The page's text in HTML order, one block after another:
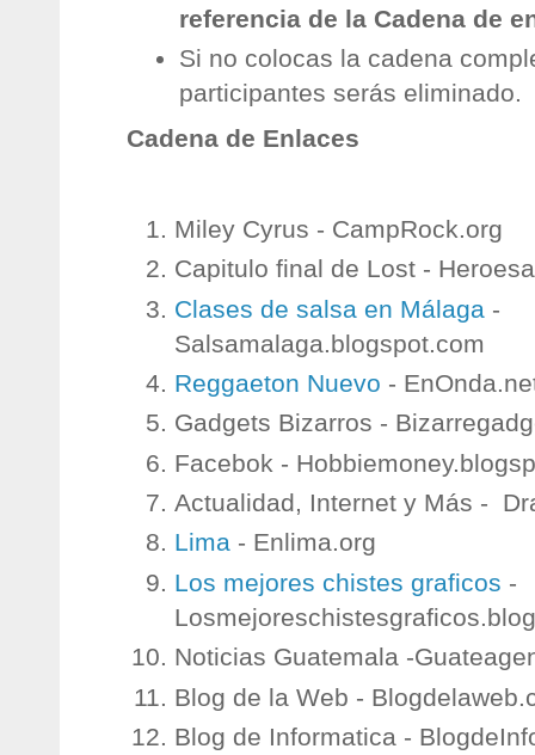
referencia de la Cadena de
Si no colocas la cadena
participantes serás eliminado.
Cadena de Enlaces
Miley Cyrus - CampRock.org
Capitulo final de Lost -
Clases de salsa en Málaga -
Salsamalaga.blogspot.com
Reggaeton Nuevo -
Gadgets Bizarros -
Facebok -
Actualidad, Internet y Más -
Lima - Enlima.org
Los mejores chistes graficos -
Noticias Guatemala -
Blog de la Web -
Blog de Informatica -